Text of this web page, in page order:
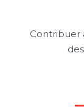
Contribuer